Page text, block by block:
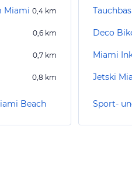
Miami 0,4 km
0,6 km
0,7 km
0,8 km
Beach
Deco
Miami
Jetski